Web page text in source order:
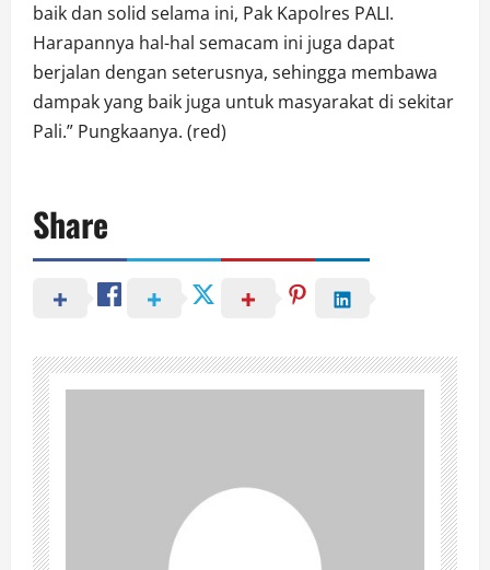
baik dan solid selama ini, Pak Kapolres PALI.
Harapannya hal-hal semacam ini juga dapat
berjalan dengan seterusnya, sehingga membawa
dampak yang baik juga untuk masyarakat di sekitar
Pali.” Pungkaanya. (red)
Share